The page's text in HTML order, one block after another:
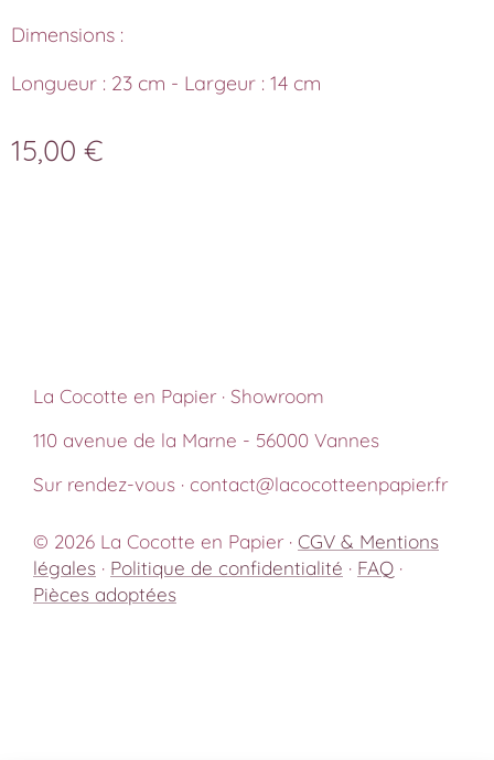
Dimensions :
Longueur : 23 cm - Largeur : 14 cm
15,00 €
La Cocotte en Papier · Showroom
110 avenue de la Marne - 56000 Vannes
Sur rendez-vous · contact@lacocotteenpapier.fr
© 2026 La Cocotte en Papier · CGV & Mentions
légales · Politique de confidentialité · FAQ ·
Pièces adoptées